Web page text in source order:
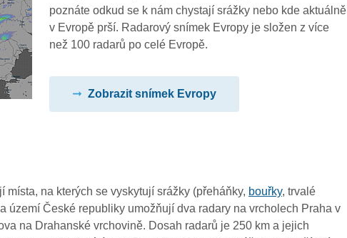
11:20
11:10
09:30
09:20
09:10
poznáte odkud se k nám chystají srážky nebo kde aktuálně
v Evropě prší. Radarový snímek Evropy je složen z více
než 100 radarů po celé Evropě.
Zobrazit snímek Evropy
místa, na kterých se vyskytují srážky (přeháňky, bouřky, trvalé
území České republiky umožňují dva radary na vrcholech Praha v
na Drahanské vrchovině. Dosah radarů je 250 km a jejich